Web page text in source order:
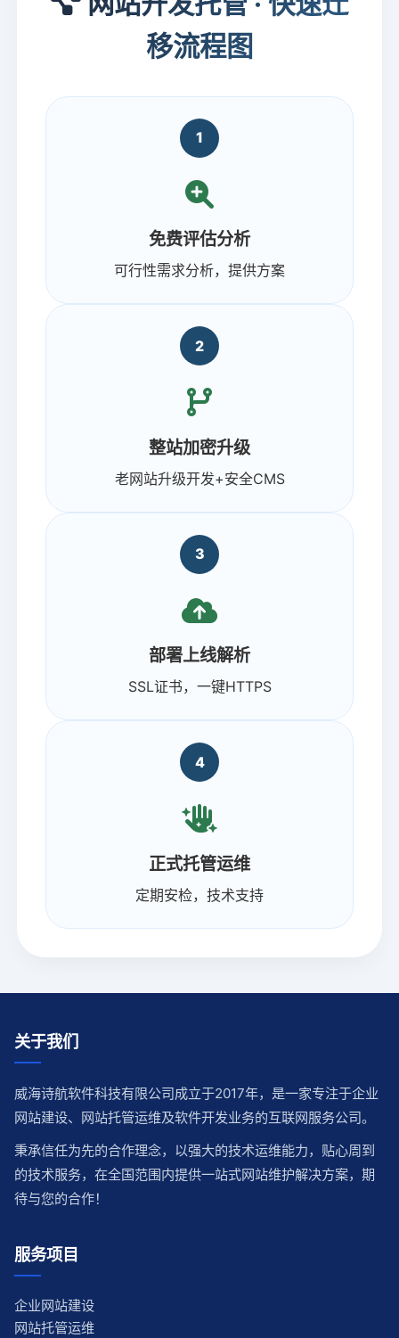
移流程图
1
免费评估分析
可行性需求分析，提供方案
2
整站加密升级
老网站升级开发+安全CMS
3
部署上线解析
SSL证书，一键HTTPS
4
正式托管运维
定期安检，技术支持
关于我们
威海诗航软件科技有限公司成立于2017年，是一家专注于企业
网站建设、网站托管运维及软件开发业务的互联网服务公司。
秉承信任为先的合作理念，以强大的技术运维能力，贴心周到
的技术服务，在全国范围内提供一站式网站维护解决方案，期
待与您的合作！
服务项目
企业网站建设
网站托管运维